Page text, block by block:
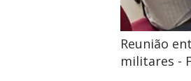
Reunião
militares -